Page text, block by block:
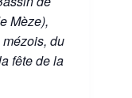
Mèze),
du
fête de la